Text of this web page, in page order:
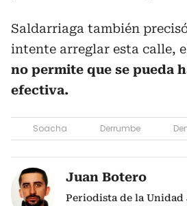
Saldarriaga también
intente arreglar esta calle,
no permite que se pueda
efectiva.
Soacha Derrumbe
Juan Botero
Periodista de la Unidad